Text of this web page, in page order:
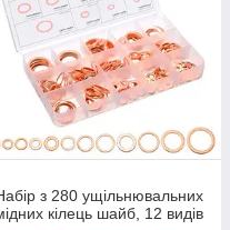
з 280 ущільнювальних
кілець шайб, 12 видів